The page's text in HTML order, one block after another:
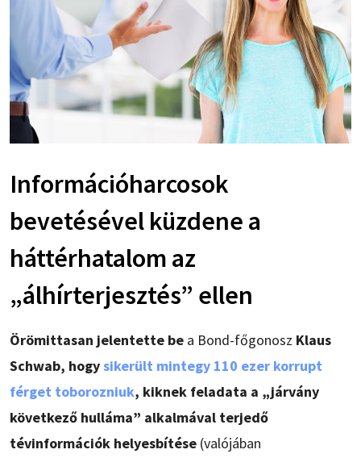
Információharcosok
bevetésével küzdene a
háttérhatalom az
„álhírterjesztés” ellen
Örömittasan jelentette be a Bond-főgonosz Klaus
Schwab, hogysikerült mintegy 110 ezer korrupt
férget toborozniuk, kiknek feladata a „járvány
következő hulláma” alkalmával terjedő
tévinformációk helyesbítése (valójában